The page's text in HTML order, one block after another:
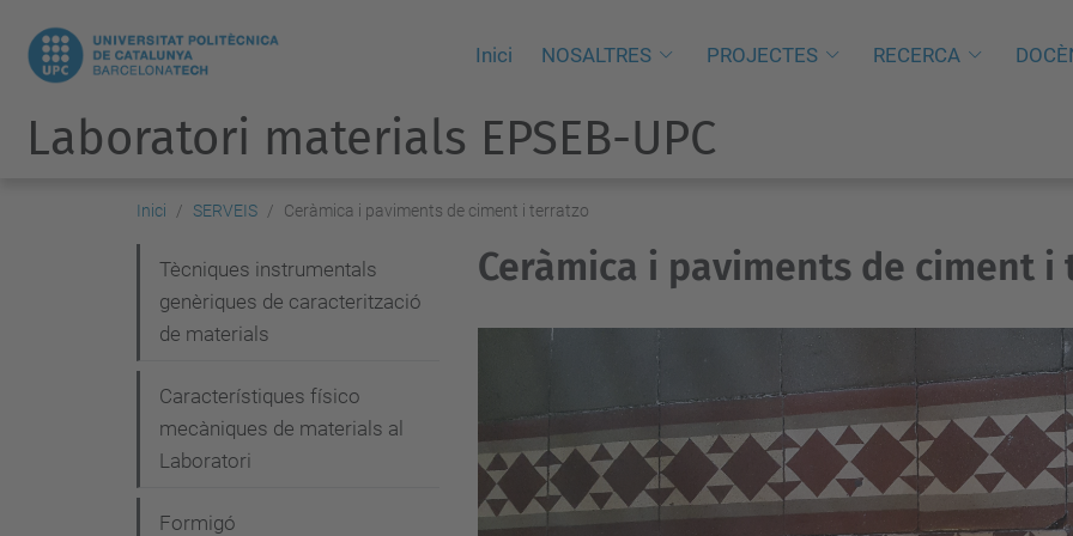
Inici NOSALTRES PROJECTES RECERCA
Laboratori materials EPSEB-UPC
Inici SERVEIS Ceràmica i paviments de ciment i terratzo
Ceràmica i paviments de ciment i
v
a
Tècniques instrumentals
genèriques de caracterització
de materials
Característiques físico
mecàniques de materials al
Laboratori
Formigó